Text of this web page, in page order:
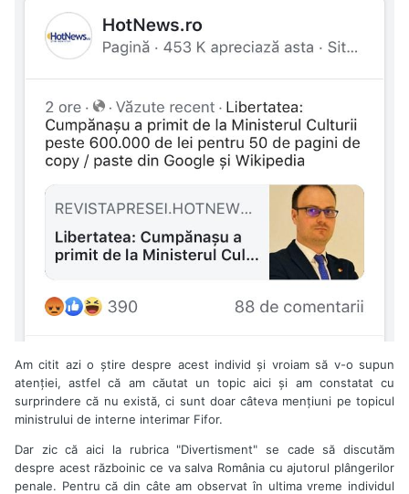
Am citit azi o ştire despre acest individ şi vroiam să v-o supun
atenţiei, astfel că am căutat un topic aici şi am constatat cu
surprindere că nu există, ci sunt doar câteva menţiuni pe topicul
ministrului de interne interimar Fifor.
Dar zic că aici la rubrica "Divertisment" se cade să discutăm
despre acest războinic ce va salva România cu ajutorul plângerilor
penale. Pentru că din câte am observat în ultima vreme individul